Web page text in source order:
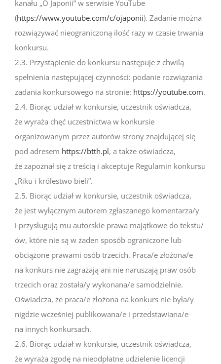
kanału „O Japonii” w serwisie YouTube
(https://www.youtube.com/c/ojaponii). Zadanie można
rozwiązywać nieograniczoną ilość razy w czasie trwania
konkursu.
2.3. Przystąpienie do konkursu następuje z chwilą
spełnienia następującej czynności: podanie rozwiązania
zadania konkursowego na stronie: https://youtube.com.
2.4. Biorąc udział w konkursie, uczestnik oświadcza,
że wyraża chęć uczestnictwa w konkursie
organizowanym przez autorów strony znajdującej się
pod adresem https://btth.pl, a także oświadcza,
że zapoznał się z treścią i akceptuje Regulamin konkursu
„Riku i królestwo bieli”.
2.5. Biorąc udział w konkursie, uczestnik oświadcza,
że jest wyłącznym autorem zgłaszanego komentarza/y
i przysługują mu autorskie prawa majątkowe do tekstu/
ów, które nie są w żaden sposób ograniczone lub
obciążone prawami osób trzecich. Praca/e złożona/e
na konkurs nie zagrażają ani nie naruszają praw osób
trzecich oraz została/y wykonana/e samodzielnie.
Oświadcza, że praca/e złożona na konkurs nie była/y
nigdzie wcześniej publikowana/e i przedstawiana/e
na innych konkursach.
2.6. Biorąc udział w konkursie, uczestnik oświadcza,
że wyraża zgodę na nieodpłatne udzielenie licencji